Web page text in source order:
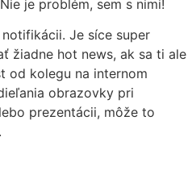
je problém, sem s nimi!
Je síce super
žiadne hot news, ak sa ti ale
od kolegu na internom
obrazovky pri
prezentácii, môže to